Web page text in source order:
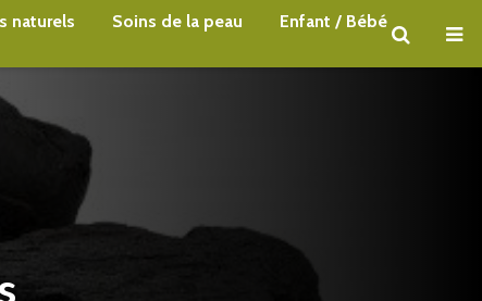
naturels Soins de la peau Enfant / Bébé